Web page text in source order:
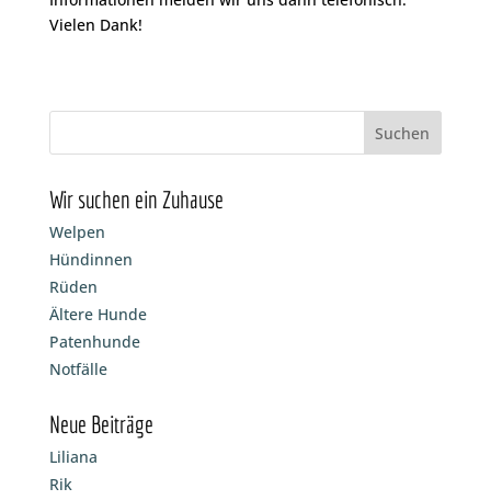
Vielen Dank!
Wir suchen ein Zuhause
Welpen
Hündinnen
Rüden
Ältere Hunde
Patenhunde
Notfälle
Neue Beiträge
Liliana
Rik